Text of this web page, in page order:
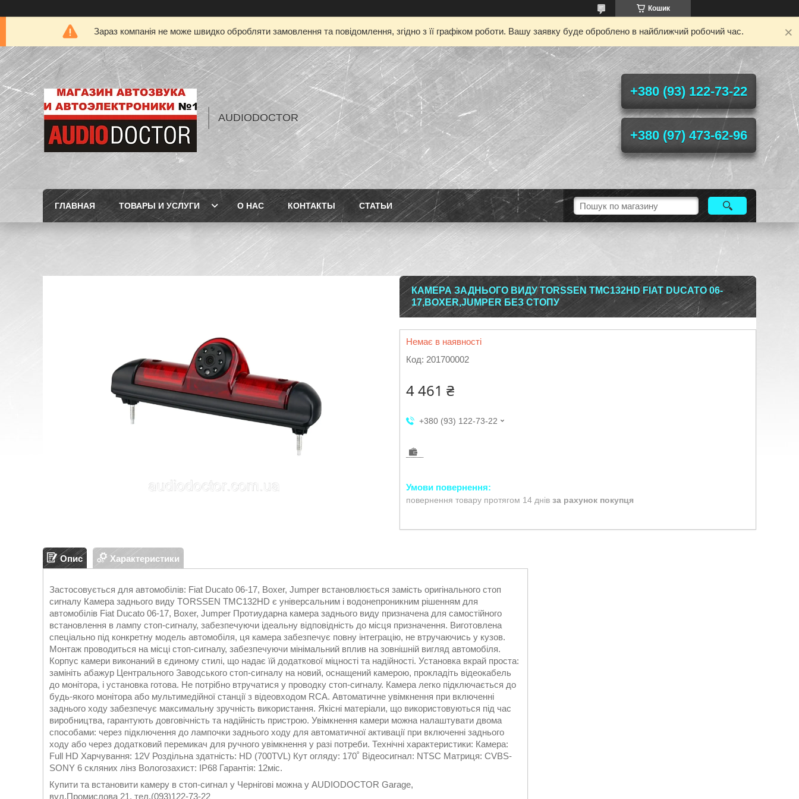
Кошик
Зараз компанія не може швидко обробляти замовлення та повідомлення, згідно з її графіком роботи. Вашу заявку буде оброблено в найближчий робочий час.
AUDIODOCTOR
+380 (93) 122-73-22
+380 (97) 473-62-96
ГЛАВНАЯ ТОВАРЫ И УСЛУГИ О НАС КОНТАКТЫ СТАТЬИ
КАМЕРА ЗАДНЬОГО ВИДУ TORSSEN TMC132HD FIAT DUCATO 06-
17,BOXER,JUMPER БЕЗ СТОПУ
Немає в наявності
Код: 201700002
4 461 ₴
+380 (93) 122-73-22
повернення товару протягом 14 днів за рахунок покупця
Опис Характеристики
Застосовується для автомобілів: Fiat Ducato 06-17, Boxer, Jumper встановлюється замість оригінального стоп
сигналу Камера заднього виду TORSSEN TMC132HD є універсальним і водонепроникним рішенням для
автомобілів Fiat Ducato 06-17, Boxer, Jumper Протиударна камера заднього виду призначена для самостійного
встановлення в лампу стоп-сигналу, забезпечуючи ідеальну відповідність до місця призначення. Виготовлена
спеціально під конкретну модель автомобіля, ця камера забезпечує повну інтеграцію, не втручаючись у кузов.
Монтаж проводиться на місці стоп-сигналу, забезпечуючи мінімальний вплив на зовнішній вигляд автомобіля.
Корпус камери виконаний в єдиному стилі, що надає їй додаткової міцності та надійності. Установка вкрай проста:
замініть абажур Центрального Заводського стоп-сигналу на новий, оснащений камерою, прокладіть відеокабель
до монітора, і установка готова. Не потрібно втручатися у проводку стоп-сигналу. Камера легко підключається до
будь-якого монітора або мультимедійної станції з відеовходом RCA. Автоматичне увімкнення при включенні
заднього ходу забезпечує максимальну зручність використання. Якісні матеріали, що використовуються під час
виробництва, гарантують довговічність та надійність пристрою. Увімкнення камери можна налаштувати двома
способами: через підключення до лампочки заднього ходу для автоматичної активації при включенні заднього
ходу або через додатковий перемикач для ручного увімкнення у разі потреби. Технічні характеристики: Камера:
Full HD Харчування: 12V Роздільна здатність: HD (700TVL) Кут огляду: 170˚ Відеосигнал: NTSC Матриця: CVBS-
SONY 6 скляних лінз Вологозахист: IP68 Гарантія: 12міс.
Купити та встановити камеру в стоп-сигнал у Чернігові можна у AUDIODOCTOR Garage,
вул.Промислова 21, тел.(093)122-73-22